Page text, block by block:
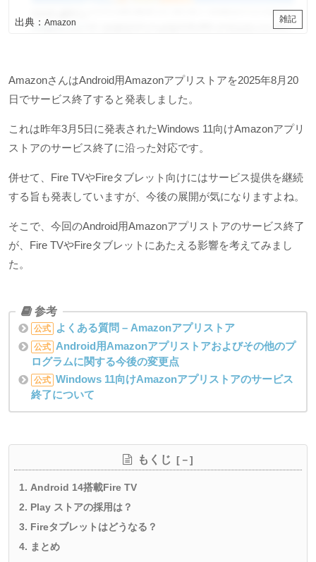
雑記
出典：Amazon
AmazonさんはAndroid用Amazonアプリストアを2025年8月20
日でサービス終了すると発表しました。
これは昨年3月5日に発表されたWindows 11向けAmazonアプリ
ストアのサービス終了に沿った対応です。
併せて、Fire TVやFireタブレット向けにはサービス提供を継続
する旨も発表していますが、今後の展開が気になりますよね。
そこで、今回のAndroid用Amazonアプリストアのサービス終了
が、Fire TVやFireタブレットにあたえる影響を考えてみまし
た。
公式 よくある質問 – Amazonアプリストア
公式 Android用Amazonアプリストアおよびその他のプ
ログラムに関する今後の変更点
公式 Windows 11向けAmazonアプリストアのサービス
終了について
もくじ
Android 14搭載Fire TV
Play ストアの採用は？
Fireタブレットはどうなる？
まとめ